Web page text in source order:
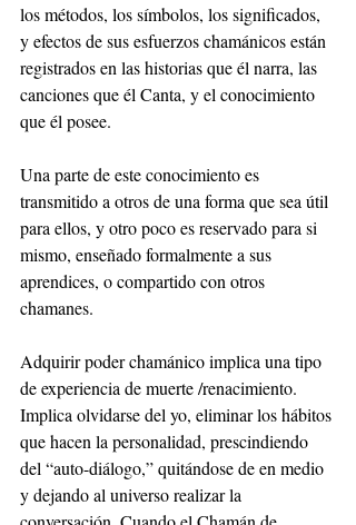
los métodos, los símbolos, los significados,
y efectos de sus esfuerzos chamánicos están
registrados en las historias que él narra, las
canciones que él Canta, y el conocimiento
que él posee.
Una parte de este conocimiento es
transmitido a otros de una forma que sea útil
para ellos, y otro poco es reservado para si
mismo, enseñado formalmente a sus
aprendices, o compartido con otros
chamanes.
Adquirir poder chamánico implica una tipo
de experiencia de muerte /renacimiento.
Implica olvidarse del yo, eliminar los hábitos
que hacen la personalidad, prescindiendo
del “auto-diálogo,” quitándose de en medio
y dejando al universo realizar la